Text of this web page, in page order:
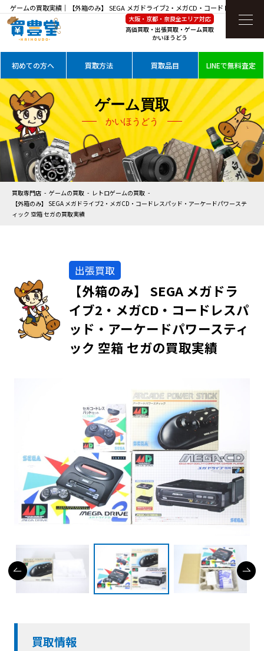
ゲームの買取実績｜【外箱のみ】 SEGA メガドライブ2・メガCD・コードレスパッド・
アーケードパワースティック 空箱 セガを高価買取大阪・京都・奈良全エリア対応
高価買取・出張買取・ゲーム買取
かいほうどう
初めての方へ 買取方法 買取品目 LINEで無料査定
ゲーム買取
かいほうどう
買取専門店 ゲームの買取
レトロゲームの買取
【外箱のみ】 SEGA メガドライブ2・メガCD・コードレスパッド・アーケードパワーステ
ィック 空箱 セガの買取実績
出張買取
【外箱のみ】 SEGA メガドラ
イブ2・メガCD・コードレスパ
ッド・アーケードパワースティ
ック 空箱 セガの買取実績
買取情報